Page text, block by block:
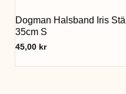
Dogman Halsband Iris
35cm S
45,00 kr